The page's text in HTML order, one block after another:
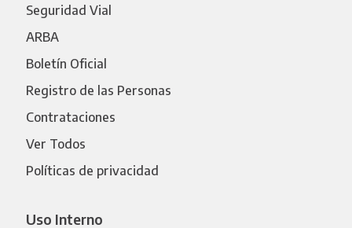
Seguridad Vial
ARBA
Boletín Oficial
Registro de las Personas
Contrataciones
Ver Todos
Políticas de privacidad
Uso Interno